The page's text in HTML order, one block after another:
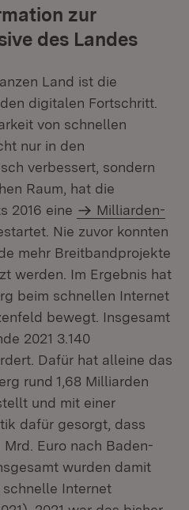
zur
des Landes
Land ist die
digitalen Fortschritt.
von schnellen
nur in den
verbessert, sondern
Raum, hat die
2016 eine
Milliarden-
Nie zuvor konnten
mehr Breitbandprojekte
werden. Im Ergebnis hat
beim schnellen Internet
bewegt. Insgesamt
2021 3.140
Dafür hat alleine das
rund 1,68 Milliarden
und mit einer
dafür gesorgt, dass
Mrd. Euro nach Baden-
wurden damit
schnelle Internet